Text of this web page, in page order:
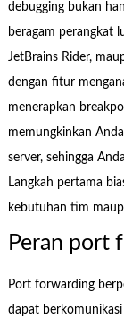
debugging bukan
beragam perangkat
JetBrains Rider,
dengan fitur
menerapkan
memungkinkan
server, sehingga
Langkah pertama
kebutuhan tim
Peran port
Port forwarding
dapat